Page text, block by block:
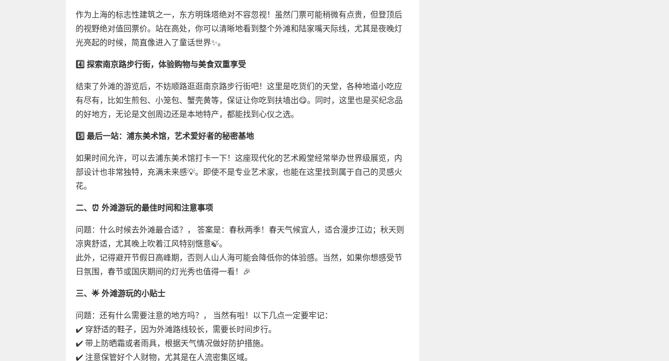
作为上海的标志性建筑之一，东方明珠塔绝对不容忽视！虽然门票可能稍微有点贵，但登顶后
的视野绝对值回票价。站在高处，你可以清晰地看到整个外滩和陆家嘴天际线，尤其是夜晚灯
光亮起的时候，简直像进入了童话世界✨。
4️⃣ 探索南京路步行街，体验购物与美食双重享受
结束了外滩的游览后，不妨顺路逛逛南京路步行街吧！这里是吃货们的天堂，各种地道小吃应
有尽有，比如生煎包、小笼包、蟹壳黄等，保证让你吃到扶墙出😋。同时，这里也是买纪念品
的好地方，无论是文创周边还是本地特产，都能找到心仪之选。
5️⃣ 最后一站：浦东美术馆，艺术爱好者的秘密基地
如果时间允许，可以去浦东美术馆打卡一下！这座现代化的艺术殿堂经常举办世界级展览，内
部设计也非常独特，充满未来感💡。即使不是专业艺术家，也能在这里找到属于自己的灵感火
花。
二、⏰ 外滩游玩的最佳时间和注意事项
问题：什么时候去外滩最合适？， 答案是：春秋两季！春天气候宜人，适合漫步江边；秋天则
凉爽舒适，尤其晚上吹着江风特别惬意🍃。
此外，记得避开节假日高峰期，否则人山人海可能会降低你的体验感。当然，如果你想感受节
日氛围，春节或国庆期间的灯光秀也值得一看！🎉
三、🌟 外滩游玩的小贴士
问题：还有什么需要注意的地方吗？， 当然有啦！以下几点一定要牢记：
✔️ 穿舒适的鞋子，因为外滩路线较长，需要长时间步行。
✔️ 带上防晒霜或者雨具，根据天气情况做好防护措施。
✔️ 注意保管好个人财物，尤其是在人流密集区域。